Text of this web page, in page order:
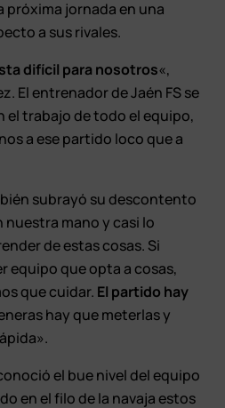
próxima jornada en una
a sus rivales.
difícil para nosotros«,
El entrenador de Jaén FS se
trabajo de todo el equipo,
a ese partido loco que a
subrayó su descontento
mano y casi lo
de estas cosas. Si
equipo que opta a cosas,
que cuidar. El partido hay
hay que meterlas y
el bue nivel del equipo
en el filo de la navaja estos